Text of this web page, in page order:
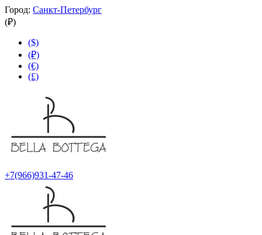
Город: Санкт-Петербург
(₽)
($)
(₽)
(€)
(£)
+7(966)931-47-46